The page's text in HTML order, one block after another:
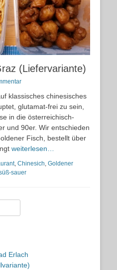
(Liefervariante)
klassisches chinesisches
glutamat-frei zu sein,
in die österreichisch-
und 90er. Wir entschieden
Fisch, bestellt über
weiterlesen…
, Chinesich, Goldener
sauer
Erlach